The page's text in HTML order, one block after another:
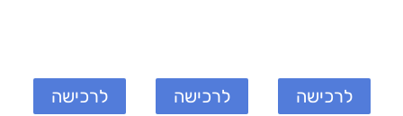
לרכישה לרכישה לרכישה